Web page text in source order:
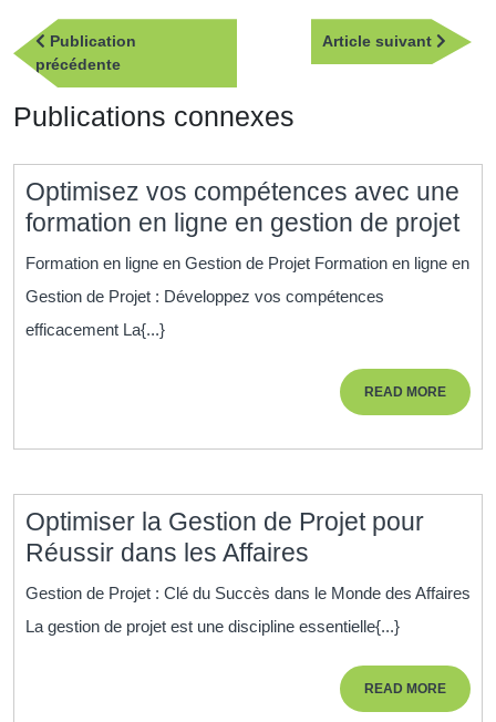
Navigation
de
l’article
Publication
précédentePublication
précédente
Article suivant
Article
Publications connexes
Optimisez vos compétences avec une
formation en ligne en gestion de projet
en
Formation en ligne en Gestion de Projet Formation en ligne en
Gestion de Projet : Développez vos compétences
efficacement La{...}
READ MOREREAD
MORE
Optimiser la Gestion de Projet pour
Réussir dans les Affaires
la
Gestion
Projet
pour
Gestion de Projet : Clé du Succès dans le Monde des Affaires
La gestion de projet est une discipline essentielle{...}
READ MOREREAD
MORE